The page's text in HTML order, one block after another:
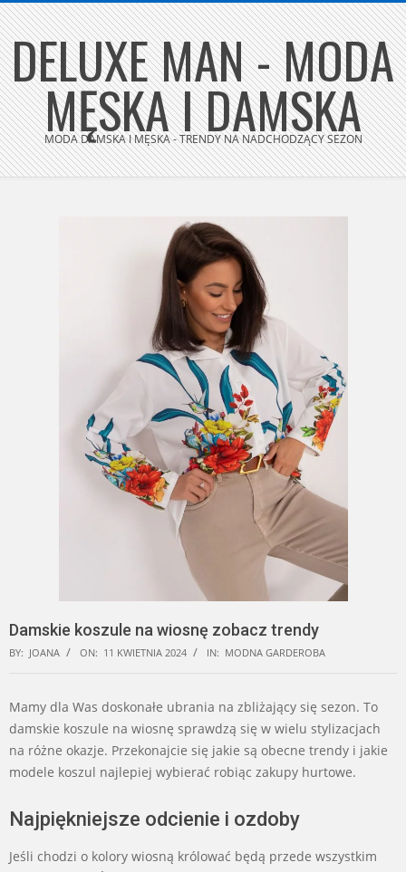
Skip
to
content
DELUXE MAN - MODA
MĘSKA I DAMSKA
MODA DAMSKA I MĘSKA - TRENDY NA NADCHODZĄCY SEZON
Damskie koszule na wiosnę zobacz trendy
BY: JOANA ON: 11 KWIETNIA 2024 IN: MODNA GARDEROBA
Mamy dla Was doskonałe ubrania na zbliżający się sezon. To
damskie koszule na wiosnę sprawdzą się w wielu stylizacjach
na różne okazje. Przekonajcie się jakie są obecne trendy i jakie
modele koszul najlepiej wybierać robiąc zakupy hurtowe.
Najpiękniejsze odcienie i ozdoby
Jeśli chodzi o kolory wiosną królować będą przede wszystkim